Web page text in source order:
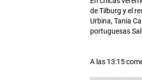
de Tilburg y el
Urbina, Tania
portuguesas
A las 13:15